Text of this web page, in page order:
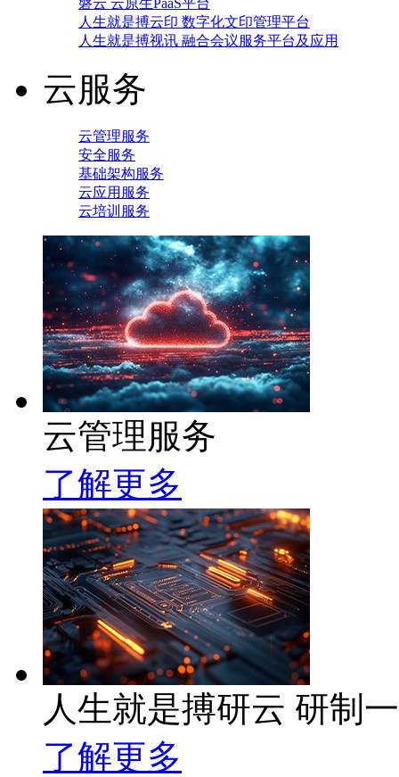
磐云 云原生PaaS平台
人生就是搏云印 数字化文印管理平台
人生就是搏视讯 融合会议服务平台及应用
云服务
云管理服务
安全服务
基础架构服务
云应用服务
云培训服务
云管理服务
了解更多
人生就是搏研云 研制
了解更多